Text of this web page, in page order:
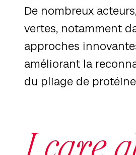
De nombreux
vertes, notamment
approches
améliorant la
du pliage de
Carrousel 1
I care